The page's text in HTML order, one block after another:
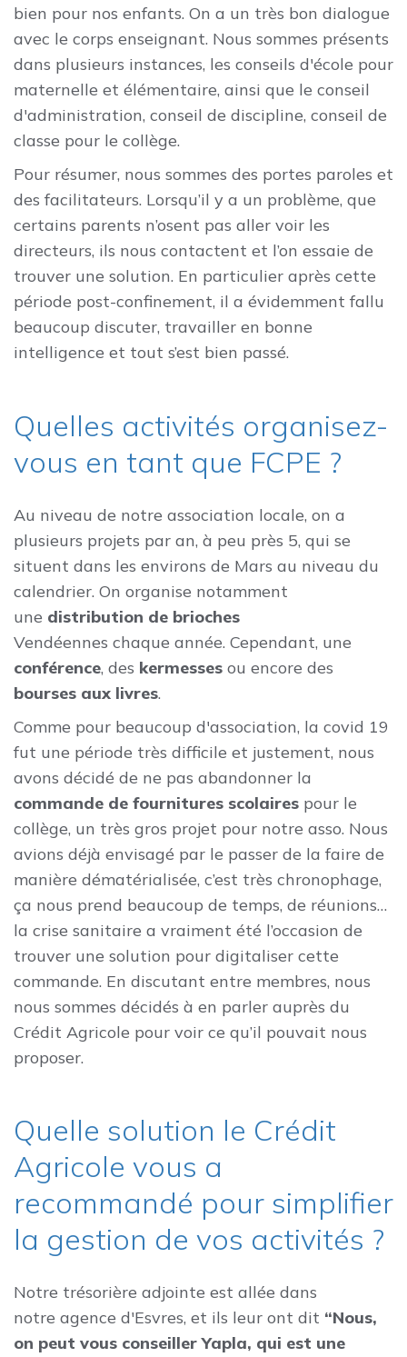
bien pour nos enfants. On a un très bon dialogue
avec le corps enseignant. Nous sommes présents
dans plusieurs instances, les conseils d'école pour
maternelle et élémentaire, ainsi que le conseil
d'administration, conseil de discipline, conseil de
classe pour le collège.
Pour résumer, nous sommes des portes paroles et
des facilitateurs. Lorsqu’il y a un problème, que
certains parents n’osent pas aller voir les
directeurs, ils nous contactent et l’on essaie de
trouver une solution. En particulier après cette
période post-confinement, il a évidemment fallu
beaucoup discuter, travailler en bonne
intelligence et tout s’est bien passé.
Quelles activités organisez-
vous en tant que FCPE ?
Au niveau de notre association locale, on a
plusieurs projets par an, à peu près 5, qui se
situent dans les environs de Mars au niveau du
calendrier. On organise notamment
une distribution de brioches
Vendéennes chaque année. Cependant, une
conférence, des kermesses ou encore des
bourses aux livres.
Comme pour beaucoup d'association, la covid 19
fut une période très difficile et justement, nous
avons décidé de ne pas abandonner la
commande de fournitures scolaires pour le
collège, un très gros projet pour notre asso. Nous
avions déjà envisagé par le passer de la faire de
manière dématérialisée, c’est très chronophage,
ça nous prend beaucoup de temps, de réunions…
la crise sanitaire a vraiment été l’occasion de
trouver une solution pour digitaliser cette
commande. En discutant entre membres, nous
nous sommes décidés à en parler auprès du
Crédit Agricole pour voir ce qu’il pouvait nous
proposer.
Quelle solution le Crédit
Agricole vous a
recommandé pour simplifier
la gestion de vos activités ?
Notre trésorière adjointe est allée dans
notre agence d'Esvres, et ils leur ont dit “Nous,
on peut vous conseiller Yapla, qui est une